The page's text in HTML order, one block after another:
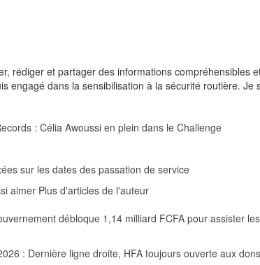
rédiger et partager des informations compréhensibles
engagé dans la sensibilisation à la sécurité routière.
: Célia Awoussi en plein dans le Challenge
sur les dates des passation de service
aimer Plus d'articles de l'auteur
débloque 1,14 milliard FCFA pour assister
: Dernière ligne droite, HFA toujours ouverte aux dons